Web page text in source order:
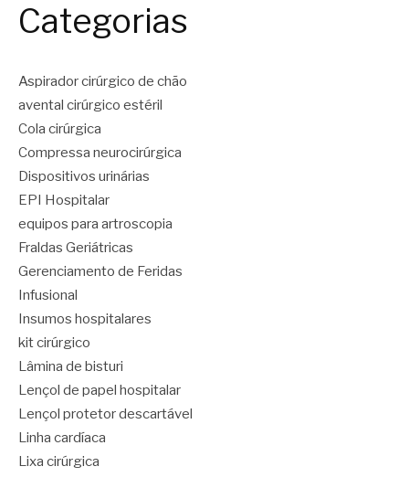
Categorias
Aspirador cirúrgico de chão
avental cirúrgico estéril
Cola cirúrgica
Compressa neurocirúrgica
Dispositivos urinárias
EPI Hospitalar
equipos para artroscopia
Fraldas Geriátricas
Gerenciamento de Feridas
Infusional
Insumos hospitalares
kit cirúrgico
Lâmina de bisturi
Lençol de papel hospitalar
Lençol protetor descartável
Linha cardíaca
Lixa cirúrgica